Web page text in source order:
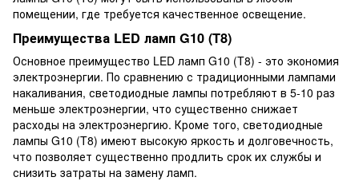
помещении, где требуется качественное освещение.
Преимущества LED ламп G10 (T8)
Основное преимущество LED ламп G10 (T8) - это экономия
электроэнергии. По сравнению с традиционными лампами
накаливания, светодиодные лампы потребляют в 5-10 раз
меньше электроэнергии, что существенно снижает
расходы на электроэнергию. Кроме того, светодиодные
лампы G10 (T8) имеют высокую яркость и долговечность,
что позволяет существенно продлить срок их службы и
снизить затраты на замену ламп.